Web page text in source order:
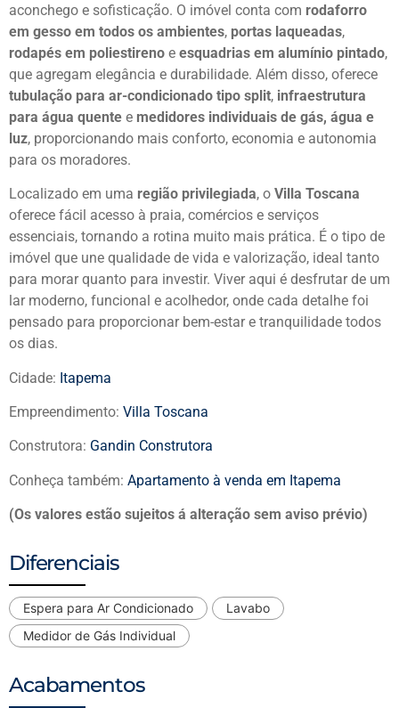
aconchego e sofisticação. O imóvel conta com rodaforro
em gesso em todos os ambientes, portas laqueadas,
rodapés em poliestireno e esquadrias em alumínio pintado,
que agregam elegância e durabilidade. Além disso, oferece
tubulação para ar-condicionado tipo split, infraestrutura
para água quente e medidores individuais de gás, água e
luz, proporcionando mais conforto, economia e autonomia
para os moradores.
Localizado em uma região privilegiada, o Villa Toscana
oferece fácil acesso à praia, comércios e serviços
essenciais, tornando a rotina muito mais prática. É o tipo de
imóvel que une qualidade de vida e valorização, ideal tanto
para morar quanto para investir. Viver aqui é desfrutar de um
lar moderno, funcional e acolhedor, onde cada detalhe foi
pensado para proporcionar bem-estar e tranquilidade todos
os dias.
Cidade: Itapema
Empreendimento: Villa Toscana
Construtora: Gandin Construtora
Conheça também: Apartamento à venda em Itapema
(Os valores estão sujeitos á alteração sem aviso prévio)
Diferenciais
Espera para Ar Condicionado
Lavabo
Medidor de Gás Individual
Acabamentos